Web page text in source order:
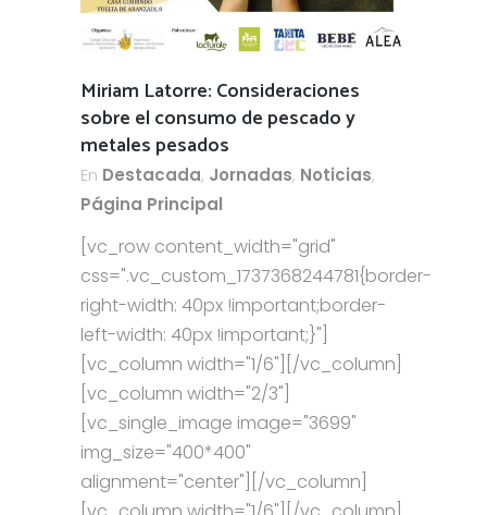
Miriam Latorre: Consideraciones
sobre el consumo de pescado y
metales pesados
En Destacada, Jornadas, Noticias,
Página Principal
[vc_row content_width="grid"
css=".vc_custom_1737368244781{border-
right-width: 40px !important;border-
left-width: 40px !important;}"]
[vc_column width="1/6"][/vc_column]
[vc_column width="2/3"]
[vc_single_image image="3699"
img_size="400*400"
alignment="center"][/vc_column]